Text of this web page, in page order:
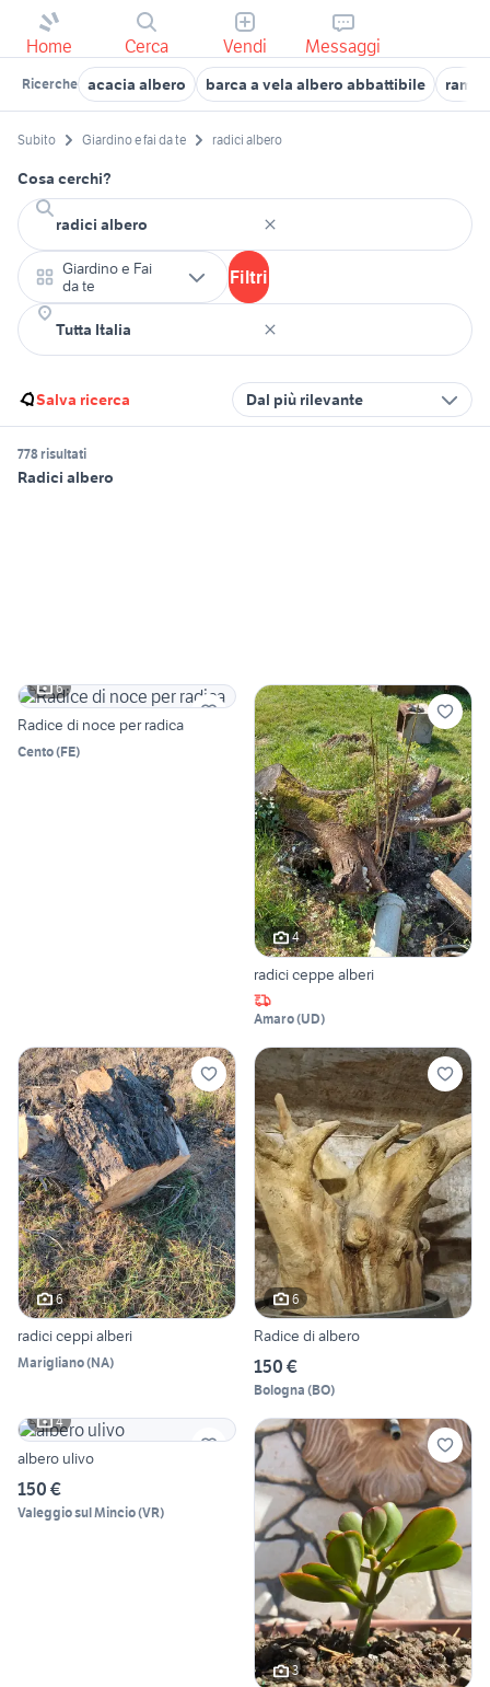
Home Cerca Vendi Messaggi
Ricerche acacia albero barca a vela albero abbattibile
Subito Giardino e fai da te radici albero
Cosa cerchi?
Giardino e Fai
da te
Filtri
Salva ricerca Dal più rilevante
778 risultati
Radici albero
6
Radice di noce per radica
Cento(FE)
4
radici ceppe alberi
Amaro(UD)
6
radici ceppi alberi
Marigliano(NA)
6
Radice di albero
150 €
Bologna (BO)
4
albero ulivo
150 €
Valeggio sul Mincio(VR)
3